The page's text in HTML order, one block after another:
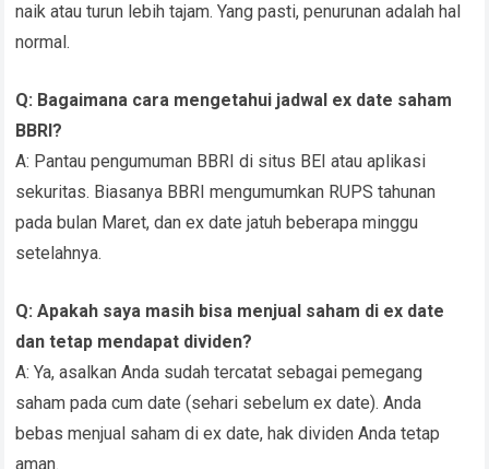
naik atau turun lebih tajam. Yang pasti, penurunan adalah hal
normal.
Q: Bagaimana cara mengetahui jadwal ex date saham
BBRI?
A: Pantau pengumuman BBRI di situs BEI atau aplikasi
sekuritas. Biasanya BBRI mengumumkan RUPS tahunan
pada bulan Maret, dan ex date jatuh beberapa minggu
setelahnya.
Q: Apakah saya masih bisa menjual saham di ex date
dan tetap mendapat dividen?
A: Ya, asalkan Anda sudah tercatat sebagai pemegang
saham pada cum date (sehari sebelum ex date). Anda
bebas menjual saham di ex date, hak dividen Anda tetap
aman.